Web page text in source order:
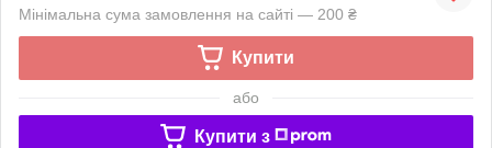
Мінімальна сума замовлення на сайті — 200 ₴
Купити
або
Купити з